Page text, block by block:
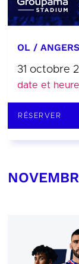
OL /
31 octobre
date et
RÉSERVER